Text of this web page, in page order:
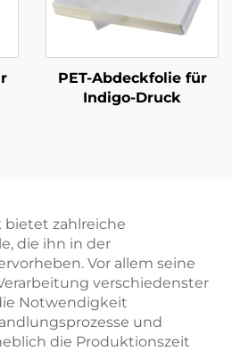
PET-Abdeckfolie für
Indigo-Druck
bietet zahlreiche
die ihn in der
Vor allem seine
verschiedenster
Notwendigkeit
und
die Produktionszeit